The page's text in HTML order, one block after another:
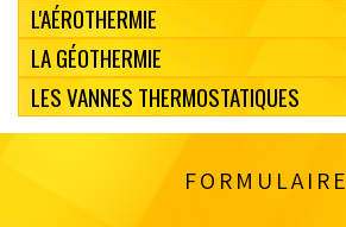
L'AÉROTHERMIE
LA GÉOTHERMIE
LES VANNES THERMOSTATIQUES
FORMULAIRE